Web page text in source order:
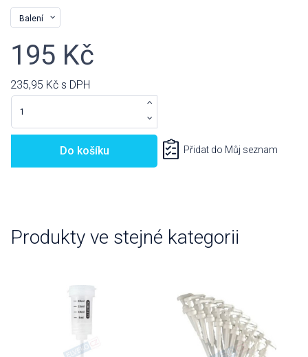
195 Kč
235,95 Kč s DPH
Do košíku Přidat do Můj seznam
Produkty ve stejné kategorii